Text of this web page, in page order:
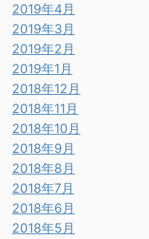
2019年4月
2019年3月
2019年2月
2019年1月
2018年12月
2018年11月
2018年10月
2018年9月
2018年8月
2018年7月
2018年6月
2018年5月